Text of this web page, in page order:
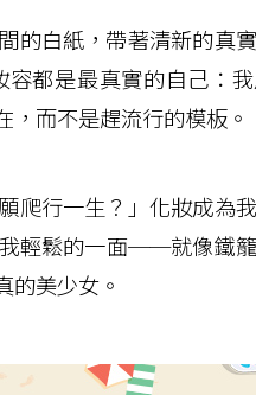
的白紙，帶著清新的真
都是最真實的自己：
而不是趕流行的模板。
爬行一生？」化妝成為
輕鬆的一面──就像鐵
的美少女。